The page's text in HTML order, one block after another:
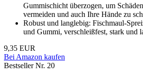
Gummischicht überzogen, um
vermeiden und auch Ihre Hände zu
Robust und langlebig: Fischmaul-
und Gummi, verschleißfest, stark und
9,35 EUR
Bei Amazon kaufen
Bestseller Nr. 20